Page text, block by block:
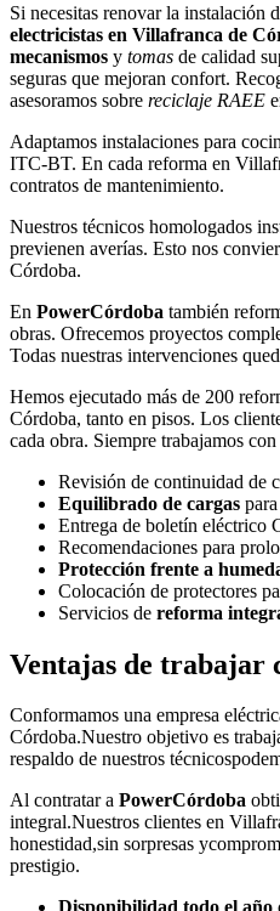
Si necesitas renovar la instalación
electricistas en Villafranca de
mecanismos y tomas de calidad
seguras que mejoran confort.
asesoramos sobre reciclaje RAEE
Adaptamos instalaciones para
ITC-BT. En cada reforma en
contratos de mantenimiento.
Nuestros técnicos homologados
previenen averías. Esto nos
Córdoba.
En PowerCórdoba también
obras. Ofrecemos proyectos
Todas nuestras intervenciones
Hemos ejecutado más de 200
Córdoba, tanto en pisos. Los
cada obra. Siempre trabajamos
Revisión de continuidad de
Equilibrado de cargas
Entrega de boletín eléctrico
Recomendaciones para
Protección frente a
Colocación de protectores
Servicios de reforma
Ventajas de trabajar
Conformamos una empresa
Córdoba.Nuestro objetivo es
respaldo de nuestros
Al contratar a PowerCórdoba
integral.Nuestros clientes en
honestidad,sin sorpresas
prestigio.